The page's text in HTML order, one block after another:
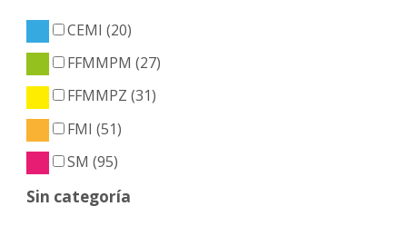
CEMI (20)
FFMMPM (27)
FFMMPZ (31)
FMI (51)
SM (95)
Sin categoría